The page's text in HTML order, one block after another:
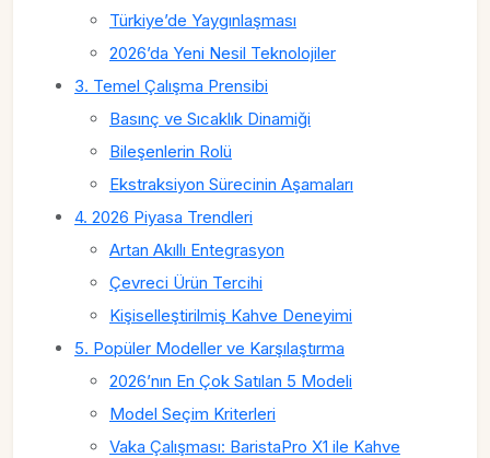
Türkiye’de Yaygınlaşması
2026’da Yeni Nesil Teknolojiler
3. Temel Çalışma Prensibi
Basınç ve Sıcaklık Dinamiği
Bileşenlerin Rolü
Ekstraksiyon Sürecinin Aşamaları
4. 2026 Piyasa Trendleri
Artan Akıllı Entegrasyon
Çevreci Ürün Tercihi
Kişiselleştirilmiş Kahve Deneyimi
5. Popüler Modeller ve Karşılaştırma
2026’nın En Çok Satılan 5 Modeli
Model Seçim Kriterleri
Vaka Çalışması: BaristaPro X1 ile Kahve